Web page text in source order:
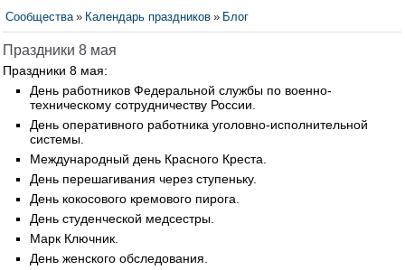
Сообщества » Календарь праздников » Блог
Праздники 8 мая
Праздники 8 мая:
День работников Федеральной службы по военно-
техническому сотрудничеству России.
День оперативного работника уголовно-исполнительной
системы.
Международный день Красного Креста.
День перешагивания через ступеньку.
День кокосового кремового пирога.
День студенческой медсестры.
Марк Ключник.
День женского обследования.